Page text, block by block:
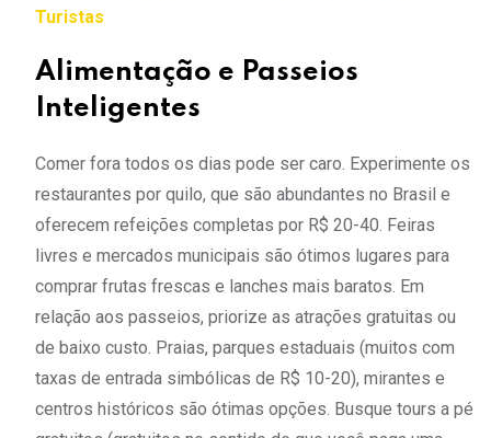
Turistas
Alimentação e Passeios
Inteligentes
Comer fora todos os dias pode ser caro. Experimente os
restaurantes por quilo, que são abundantes no Brasil e
oferecem refeições completas por R$ 20-40. Feiras
livres e mercados municipais são ótimos lugares para
comprar frutas frescas e lanches mais baratos. Em
relação aos passeios, priorize as atrações gratuitas ou
de baixo custo. Praias, parques estaduais (muitos com
taxas de entrada simbólicas de R$ 10-20), mirantes e
centros históricos são ótimas opções. Busque tours a pé